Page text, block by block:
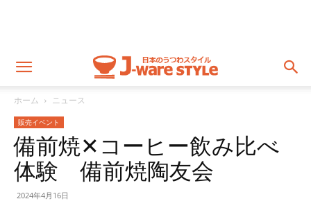
ホーム ニュース
販売イベント
備前焼✕コーヒー飲み比べ
体験 備前焼陶友会
2024年4月16日